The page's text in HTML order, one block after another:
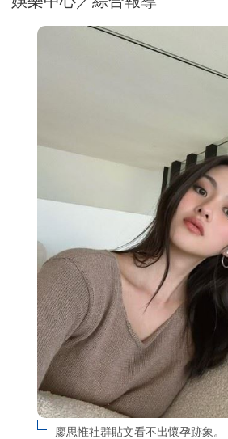
廖思惟社群貼文看不出懷孕跡象。